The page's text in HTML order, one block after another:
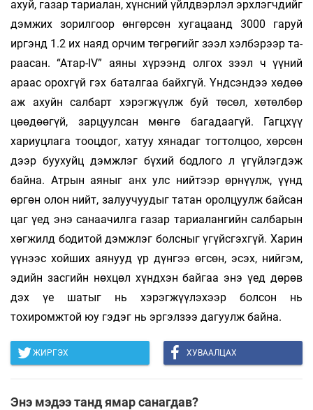
ахуй, газар тариалан, хүнс­­ний үйлдвэрлэл эрхлэгчдийг
дэмжих зорил­­гоор өнгөрсөн хугацаанд 3000 гаруй
иргэнд 1.2 их наяд орчим төгрөгийг зээл хэлбэрээр та­­
раа­­сан. “Атар-IV” аяны хүрээнд олгох зээл ч үү­ний
араас орохгүй гэх баталгаа байхгүй. Үнд­­сэндээ хөдөө
аж ахуйн салбарт хэрэгжүүлж буй төсөл, хөтөлбөр
цөөдөөгүй, зарцуулсан мөнгө багадаагүй. Гагцхүү
хариуцлага тооцдог, ха­­туу хянадаг тогтолцоо, хөрсөн
дээр буухуйц дэмж­­лэг бүхий бодлого л үгүйлэгдэж
байна. Ат­­рын аяныг анх улс нийтээр өрнүүлж, үүнд
өргөн олон нийт, залуучуудыг татан орол­­­­цуулж байсан
цаг үед энэ санаачилга газар тариа­­лан­­гийн сал­­барын
хөгжилд бодитой дэмжлэг болс­­ныг үгүйс­­­­гэхгүй. Харин
үүнээс хойших ая­­­нууд үр дүнгээ өгсөн, эсэх, нийгэм,
эдийн засгийн нөх­­цөл хүндхэн байгаа энэ үед дөрөв
дэх үе ша­­тыг нь хэрэгжүүлэхээр болсон нь
тохиромжтой юу гэдэг нь эргэлзээ дагуулж байна.
ЖИРГЭХ ХУВААЛЦАХ
Энэ мэдээ танд ямар санагдав?